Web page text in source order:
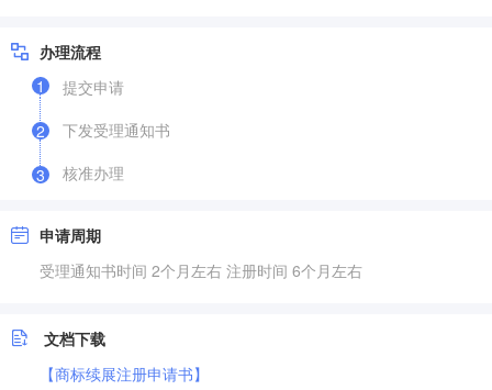
办理流程
1
提交申请
2
下发受理通知书
3 核准办理
申请周期
受理通知书时间 2个月左右 注册时间 6个月左右
文档下载
【商标续展注册申请书】